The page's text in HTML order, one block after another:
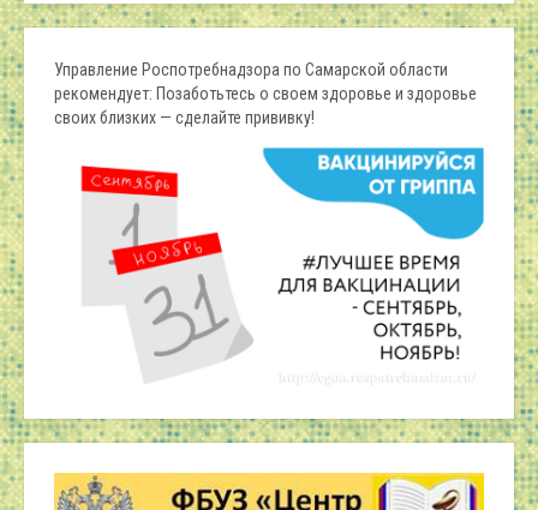
Управление Роспотребнадзора по Самарской области
рекомендует: Позаботьтесь о своем здоровье и здоровье
своих близких — сделайте прививку!